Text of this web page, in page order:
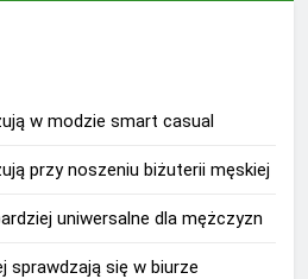
w modzie smart casual
przy noszeniu biżuterii męskiej
uniwersalne dla mężczyzn
sprawdzają się w biurze